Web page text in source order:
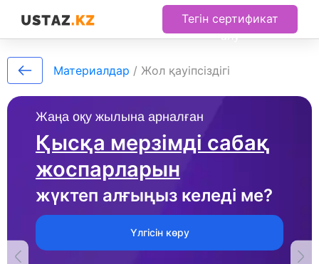
Тегін сертификат
алу
Жаңа оқу жылына арналған
Қысқа мерзімді сабақ
жоспарларын
жүктеп алғыңыз келеді ме?
Үлгісін көру
Материалдар / Жол қауіпсіздігі